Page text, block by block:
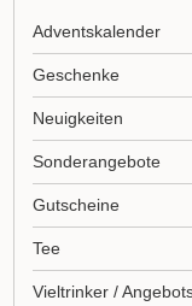
Adventskalender
Geschenke
Neuigkeiten
Sonderangebote
Gutscheine
Tee
Vieltrinker /